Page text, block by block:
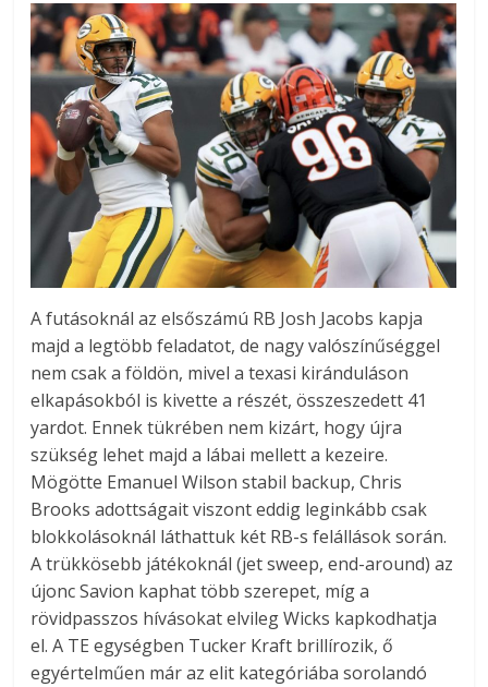
A futásoknál az elsőszámú RB Josh Jacobs kapja
majd a legtöbb feladatot, de nagy valószínűséggel
nem csak a földön, mivel a texasi kiránduláson
elkapásokból is kivette a részét, összeszedett 41
yardot. Ennek tükrében nem kizárt, hogy újra
szükség lehet majd a lábai mellett a kezeire.
Mögötte Emanuel Wilson stabil backup, Chris
Brooks adottságait viszont eddig leginkább csak
blokkolásoknál láthattuk két RB-s felállások során.
A trükkösebb játékoknál (jet sweep, end-around) az
újonc Savion kaphat több szerepet, míg a
rövidpasszos hívásokat elvileg Wicks kapkodhatja
el. A TE egységben Tucker Kraft brillírozik, ő
egyértelműen már az elit kategóriába sorolandó